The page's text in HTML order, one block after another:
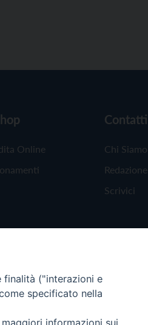
Online
Contatti
Chi Siamo
Redazione
Scrivici
finalità ("interazioni e
specificato nella